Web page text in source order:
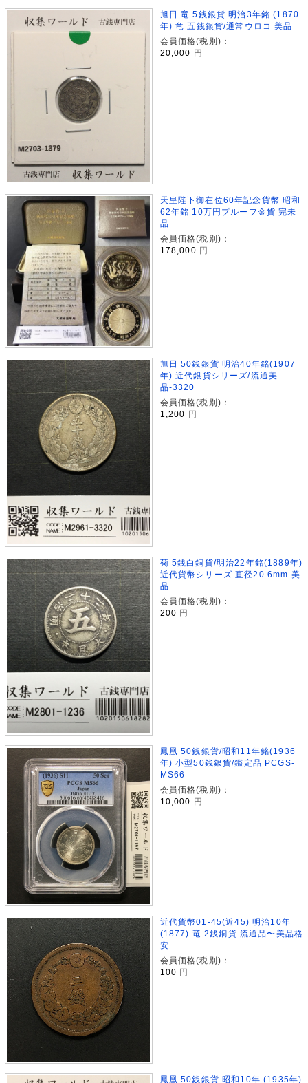
旭日 竜 5銭銀貨 明治3年銘 (1870
年) 竜 五銭銀貨/通常ウロコ 美品
会員価格(税別)：
20,000
円
天皇陛下御在位60年記念貨幣 昭和
62年銘 10万円プルーフ金貨 完未
品
会員価格(税別)：
178,000 円
旭日 50銭銀貨 明治40年銘(1907
年) 近代銀貨シリーズ/流通美
品-3320
会員価格(税別)：
1,200 円
菊 5銭白銅貨/明治22年銘(1889年)
近代貨幣シリーズ 直径20.6mm 美
品
会員価格(税別)：
200 円
鳳凰 50銭銀貨/昭和11年銘(1936
年) 小型50銭銀貨/鑑定品 PCGS-
MS66
会員価格(税別)：
10,000
円
近代貨幣01-45(近45) 明治10年
(1877) 竜 2銭銅貨 流通品〜美品格
安
会員価格(税別)：
100 円
鳳凰 50銭銀貨 昭和10年 (1935年)